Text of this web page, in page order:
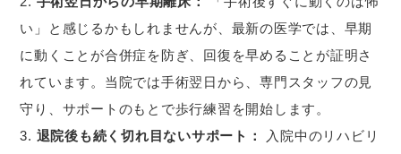
い」と感じるかもしれませんが、最新の医学では、早期
に動くことが合併症を防ぎ、回復を早めることが証明さ
れています。当院では手術翌日から、専門スタッフの見
守り、サポートのもとで歩行練習を開始します。
退院後も続く切れ目ないサポート：
入院中のリハビリ